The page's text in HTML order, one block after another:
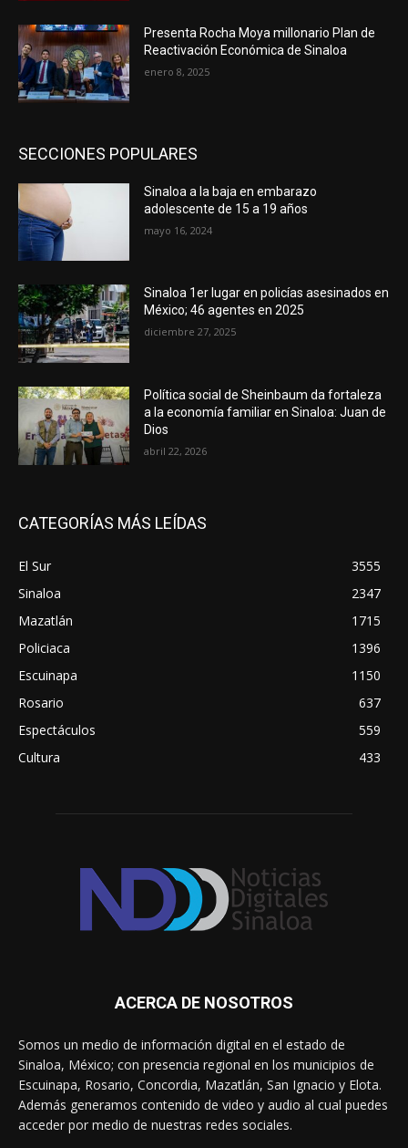
Presenta Rocha Moya millonario Plan de
Reactivación Económica de Sinaloa
enero 8, 2025
SECCIONES POPULARES
Sinaloa a la baja en embarazo
adolescente de 15 a 19 años
mayo 16, 2024
Sinaloa 1er lugar en policías asesinados en
México; 46 agentes en 2025
diciembre 27, 2025
Política social de Sheinbaum da fortaleza
a la economía familiar en Sinaloa: Juan de
Dios
abril 22, 2026
CATEGORÍAS MÁS LEÍDAS
El Sur
3555
Sinaloa
2347
Mazatlán
1715
Policiaca
1396
Escuinapa
1150
Rosario
637
Espectáculos
559
Cultura
433
ACERCA DE NOSOTROS
Somos un medio de información digital en el estado de
Sinaloa, México; con presencia regional en los municipios de
Escuinapa, Rosario, Concordia, Mazatlán, San Ignacio y Elota.
Además generamos contenido de video y audio al cual puedes
acceder por medio de nuestras redes sociales.